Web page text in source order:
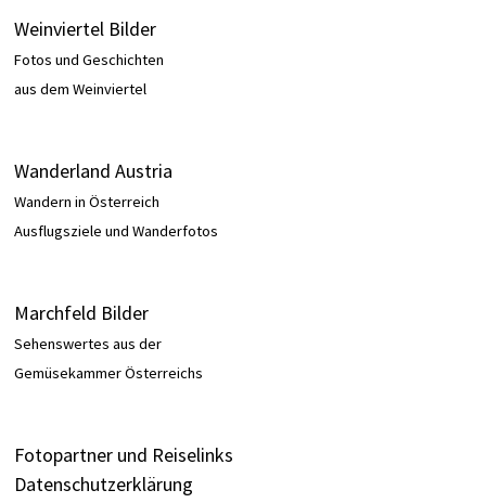
Weinviertel Bilder
Fotos und Geschichten
aus dem Weinviertel
Wanderland Austria
Wandern in Österreich
Ausflugsziele und Wanderfotos
Marchfeld Bilder
Sehenswertes aus der
Gemüsekammer Österreichs
Fotopartner und Reiselinks
Datenschutzerklärung